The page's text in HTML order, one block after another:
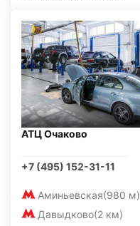
АТЦ Очаково
+7 (495) 152-31-11
Аминьевская(980 м)
Давыдково(2 км)